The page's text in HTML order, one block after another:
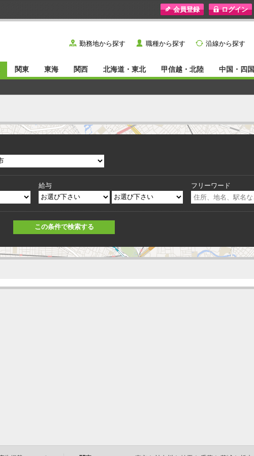
y 勤務地から探す ˙ 職種から探す } 沿線から探す
関東 東海 関西 北海道・東北 甲信越・北陸 中国・四国
給与 フリーワード